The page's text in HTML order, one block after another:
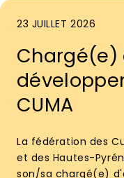
23 JUILLET 2026
Chargé(e)
CUMA
La fédération des
et des Hautes-
son/sa chargé(e)